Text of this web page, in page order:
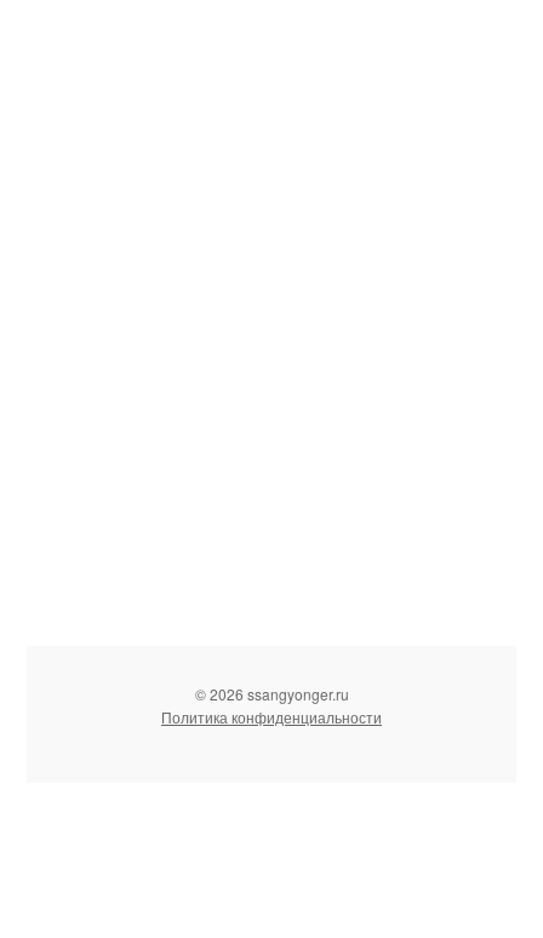
© 2026 ssangyonger.ru
Политика конфиденциальности